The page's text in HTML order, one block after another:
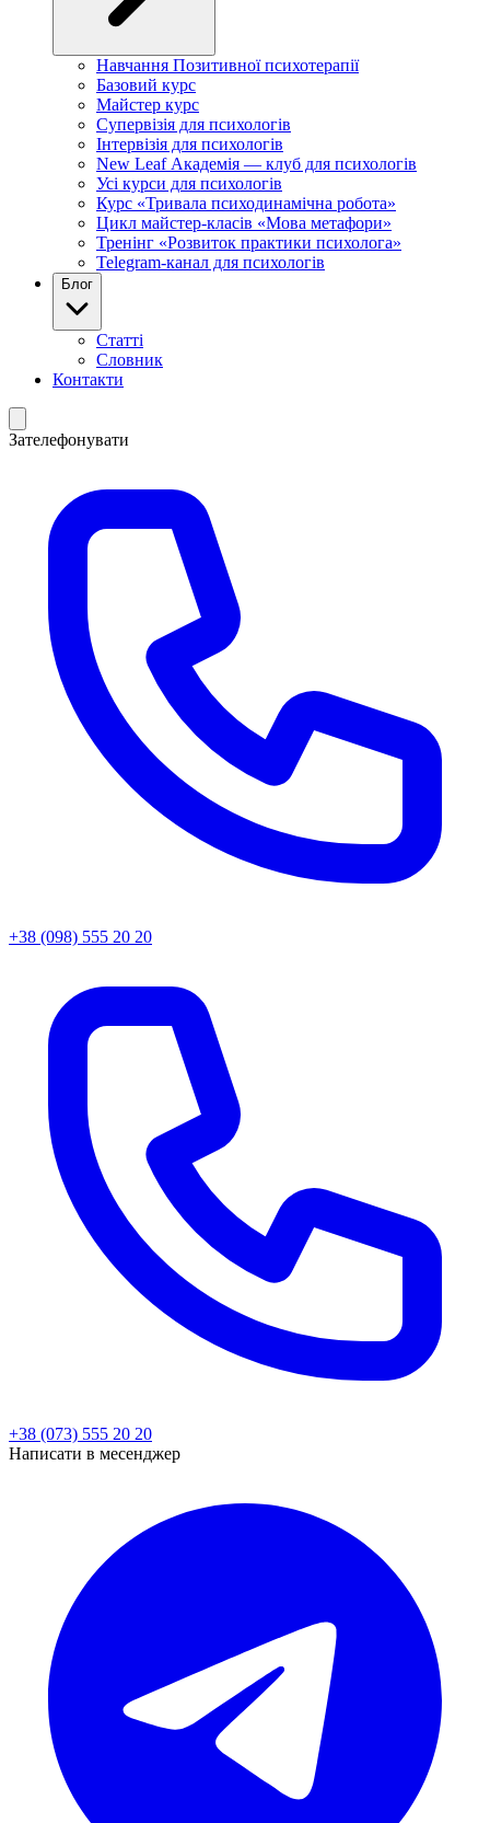
Навчання Позитивної психотерапії
Базовий курс
Майстер курс
Супервізія для психологів
Інтервізія для психологів
New Leaf Академія — клуб для психологів
Усі курси для психологів
Курс «Тривала психодинамічна робота»
Цикл майстер-класів «Мова метафори»
Тренінг «Розвиток практики психолога»
Telegram-канал для психологів
Блог
Статті
Словник
Контакти
Зателефонувати
+38 (098) 555 20 20
+38 (073) 555 20 20
Написати в месенджер